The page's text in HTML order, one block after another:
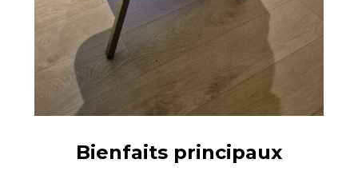
Bienfaits principaux